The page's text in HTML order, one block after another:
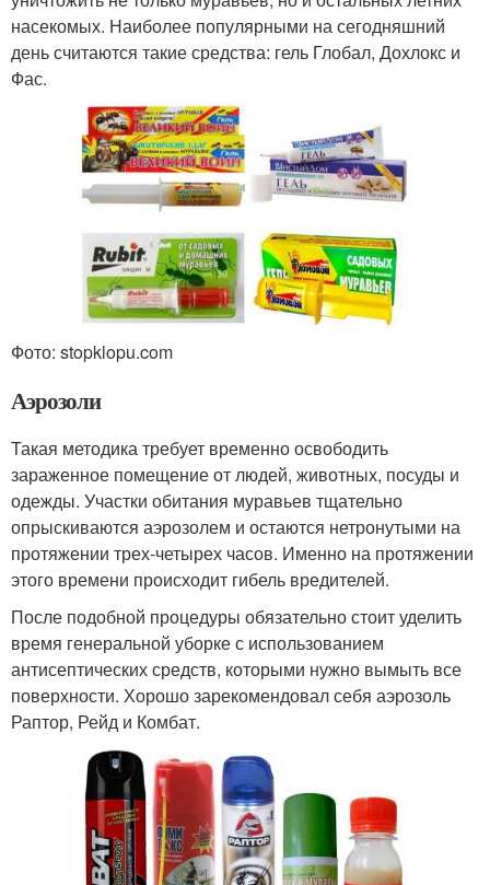
насекомых. Наиболее популярными на сегодняшний
день считаются такие средства: гель Глобал, Дохлокс и
Фас.
Фото: stopklopu.com
Аэрозоли
Такая методика требует временно освободить
зараженное помещение от людей, животных, посуды и
одежды. Участки обитания муравьев тщательно
опрыскиваются аэрозолем и остаются нетронутыми на
протяжении трех-четырех часов. Именно на протяжении
этого времени происходит гибель вредителей.
После подобной процедуры обязательно стоит уделить
время генеральной уборке с использованием
антисептических средств, которыми нужно вымыть все
поверхности. Хорошо зарекомендовал себя аэрозоль
Раптор, Рейд и Комбат.